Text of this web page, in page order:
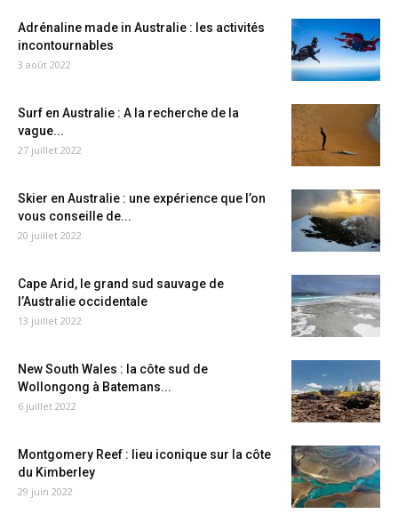
Adrénaline made in Australie : les activités
incontournables
3 août 2022
Surf en Australie : A la recherche de la
vague...
27 juillet 2022
Skier en Australie : une expérience que l’on
vous conseille de...
20 juillet 2022
Cape Arid, le grand sud sauvage de
l’Australie occidentale
13 juillet 2022
New South Wales : la côte sud de
Wollongong à Batemans...
6 juillet 2022
Montgomery Reef : lieu iconique sur la côte
du Kimberley
29 juin 2022